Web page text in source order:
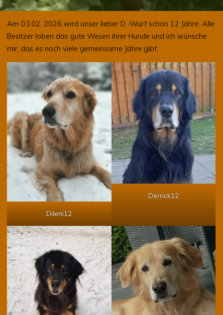
Am 03.02. 2026 wird unser lieber D -Wurf schon 12 Jahre. Alle
Besitzer loben das gute Wesen ihrer Hunde und ich wünsche
mir, das es noch viele gemeinsame Jahre gibt.
Dileni12
Derrick12